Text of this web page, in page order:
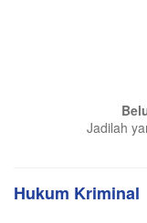
Jadilah
Hukum Kriminal